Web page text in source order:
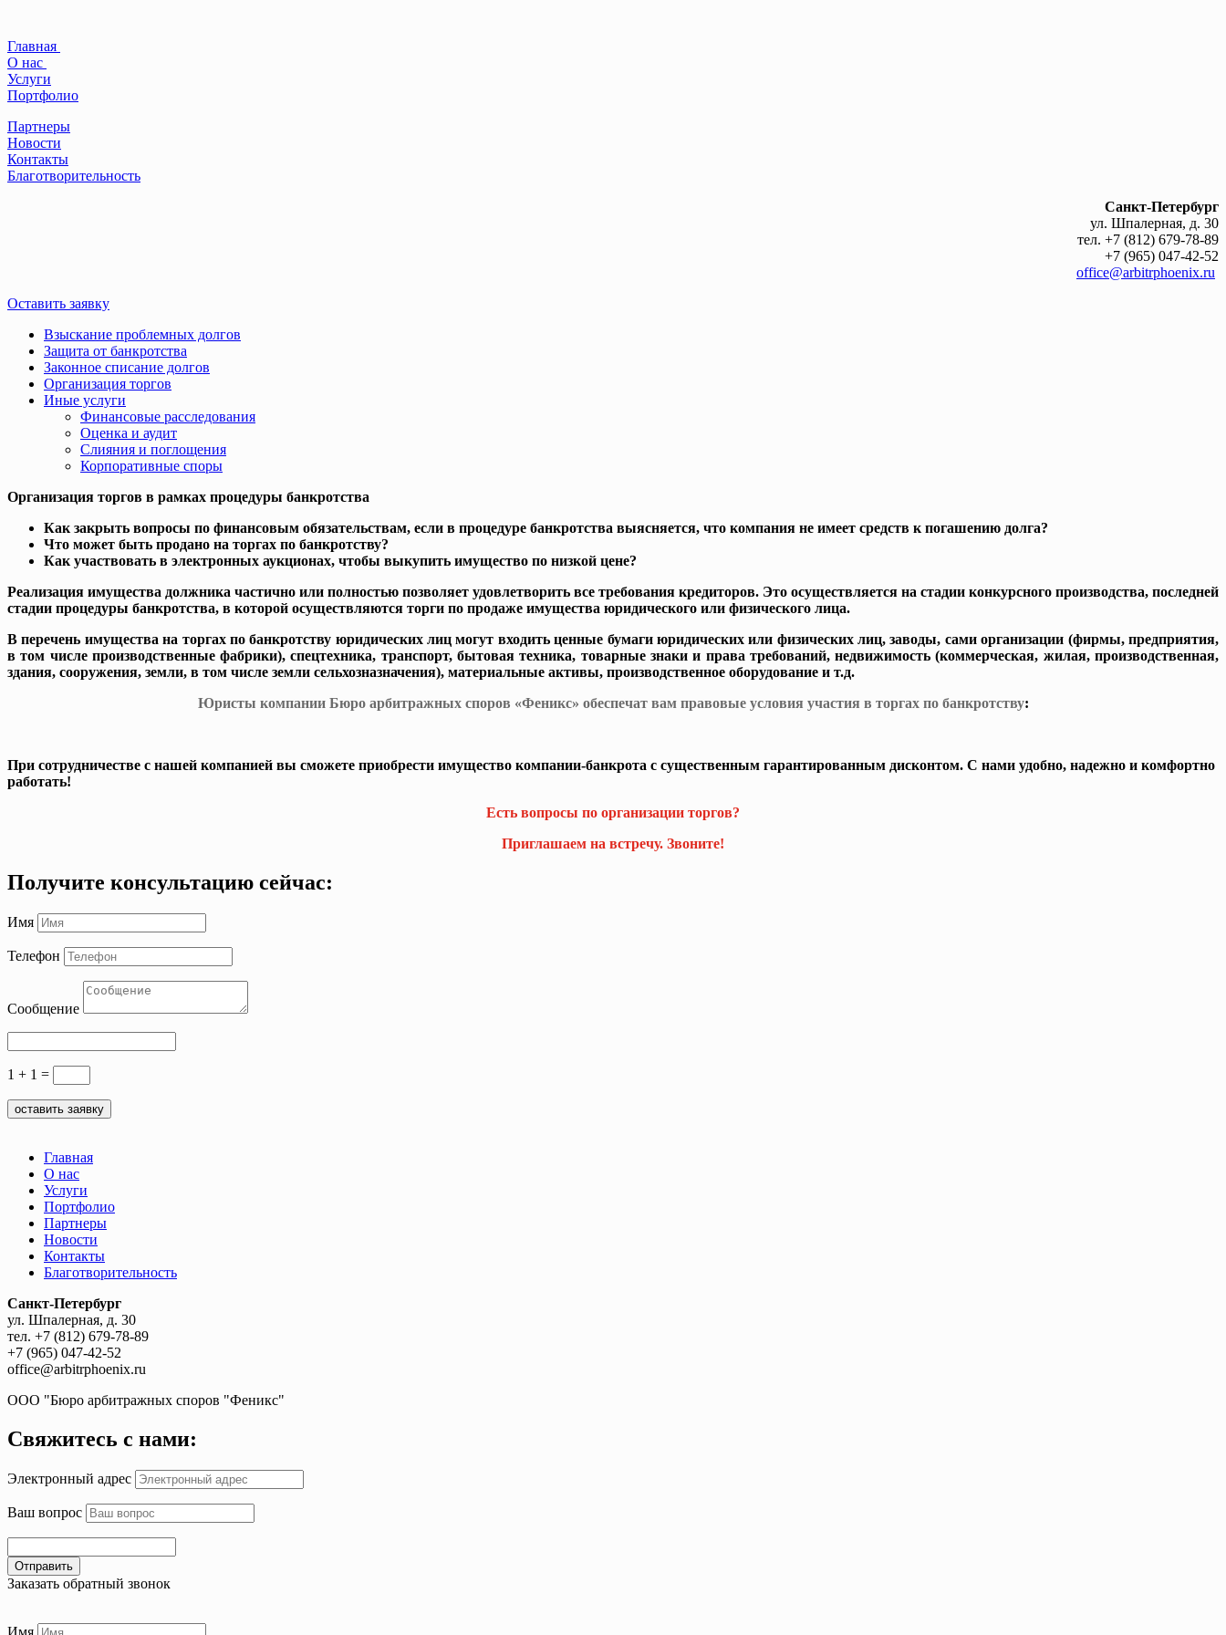
Главная
О нас
Услуги
Портфолио
Партнеры
Новости
Контакты
Благотворительность
Санкт-Петербург
ул. Шпалерная, д. 30
тел. +7 (812) 679-78-89
+7 (965) 047-42-52
office@arbitrphoenix.ru
Оставить заявку
Взыскание проблемных долгов
Защита от банкротства
Законное списание долгов
Организация торгов
Иные услуги
Финансовые расследования
Оценка и аудит
Слияния и поглощения
Корпоративные споры
Организация торгов в рамках процедуры банкротства
Как закрыть вопросы по финансовым обязательствам, если в процедуре банкротства выясняется, что компания не имеет средств к погашению долга?
Что может быть продано на торгах по банкротству?
Как участвовать в электронных аукционах, чтобы выкупить имущество по низкой цене?
Реализация имущества должника частично или полностью позволяет удовлетворить все требования кредиторов. Это осуществляется на стадии конкурсного производства, последней
стадии процедуры банкротства, в которой осуществляются торги по продаже имущества юридического или физического лица.
В перечень имущества на торгах по банкротству юридических лиц могут входить ценные бумаги юридических или физических лиц, заводы, сами организации (фирмы, предприятия,
в том числе производственные фабрики), спецтехника, транспорт, бытовая техника, товарные знаки и права требований, недвижимость (коммерческая, жилая, производственная,
здания, сооружения, земли, в том числе земли сельхозназначения), материальные активы, производственное оборудование и т.д.
Юристы компании Бюро арбитражных споров «Феникс» обеспечат вам правовые условия участия в торгах по банкротству:
При сотрудничестве с нашей компанией вы сможете приобрести имущество компании-банкрота с существенным гарантированным дисконтом. С нами удобно, надежно и комфортно
работать!
Есть вопросы по организации торгов?
Приглашаем на встречу. Звоните!
Получите консультацию сейчас:
Имя
Телефон
Сообщение
1 + 1 =
оставить заявку
Главная
О нас
Услуги
Портфолио
Партнеры
Новости
Контакты
Благотворительность
Санкт-Петербург
ул. Шпалерная, д. 30
тел. +7 (812) 679-78-89
+7 (965) 047-42-52
office@arbitrphoenix.ru
ООО "Бюро арбитражных споров "Феникс"
Свяжитесь с нами:
Электронный адрес
Ваш вопрос
Отправить
Заказать обратный звонок
Имя